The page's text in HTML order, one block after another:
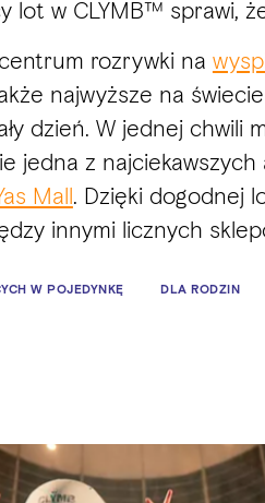
lot w CLYMB™ sprawi,
rozrywki na
najwyższe na
dzień. W jednej chwili
jedna z
Mall. Dzięki dogodnej
innymi licznych
W POJEDYNKĘ DLA RODZIN